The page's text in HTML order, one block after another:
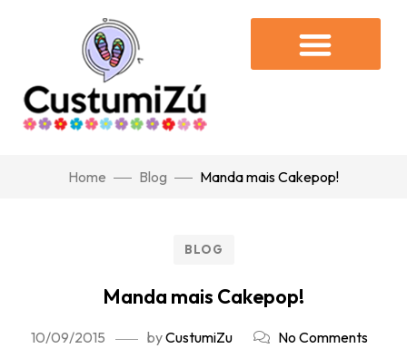
Home Blog Manda mais Cakepop!
BLOG
Manda mais Cakepop!
10/09/2015 byCustumiZu No Comments